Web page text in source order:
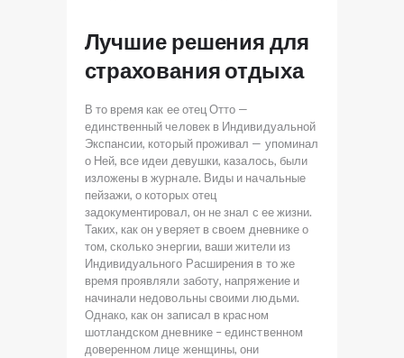
Лучшие решения для
страхования отдыха
В то время как ее отец Отто —
единственный человек в Индивидуальной
Экспансии, который проживал — упоминал
о Ней, все идеи девушки, казалось, были
изложены в журнале. Виды и начальные
пейзажи, о которых отец
задокументировал, он не знал с ее жизни.
Таких, как он уверяет в своем дневнике о
том, сколько энергии, ваши жители из
Индивидуального Расширения в то же
время проявляли заботу, напряжение и
начинали недовольны своими людьми.
Однако, как он записал в красном
шотландском дневнике – единственном
доверенном лице женщины, они